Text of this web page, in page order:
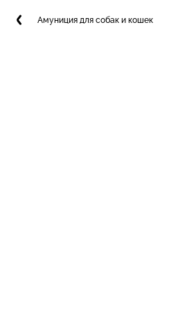
Амуниция для собак и кошек